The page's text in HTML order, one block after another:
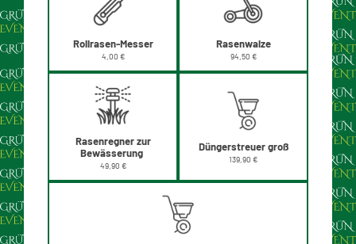
Rollrasen-Messer
4,00 €
Rasenwalze
94,50 €
Rasenregner zur
Bewässerung
49,90 €
Düngerstreuer groß
139,90 €